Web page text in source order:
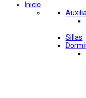
Inicio
Sillas